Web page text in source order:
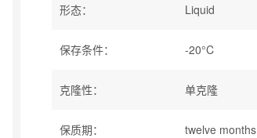
形态： Liquid
保存条件： -20°C
克隆性： 单克隆
保质期： twelve months